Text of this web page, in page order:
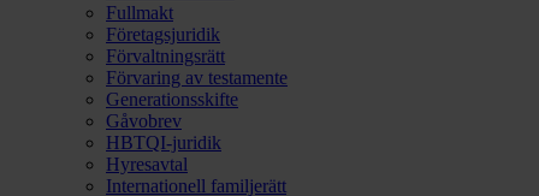
Fullmakt
Företagsjuridik
Förvaltningsrätt
Förvaring av testamente
Generationsskifte
Gåvobrev
HBTQI-juridik
Hyresavtal
Internationell familjerätt